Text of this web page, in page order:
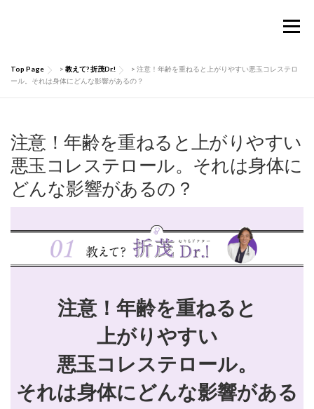
メニュー
TOP Considermalについて
お買い物ガイド 肌にいい話 Q&A
お問い合わせ マイページ
Top Page > 教えて? 折茂Dr.! > 注意！年齢を重ねると上がりやすい悪玉コレステロ
ール。それは身体にどんな影響があるの？
注意！年齢を重ねると上がりやすい
悪玉コレステロール。それは身体に
どんな影響があるの？
注意！年齢を重ねると
上がりやすい
悪玉コレステロール。
それは身体にどんな影響がある